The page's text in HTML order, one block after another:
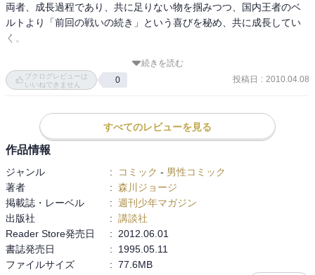
両者、成長過程であり、共に足りない物を掴みつつ、国内王者のベ
ルトより「前回の戦いの続き」という喜びを秘め、共に成長してい
く。
読み始めると　止まらないです。続きを読む
ブクログレビューは
いいねできません
0 投稿日 : 2010.04.08
すべてのレビューを見る
作品情報
ジャンル : コミック - 男性コミック
著者
: 森川ジョージ
掲載誌・レーベル
: 週刊少年マガジン
出版社
: 講談社
Reader Store発売日
:
2012.06.01
書誌発売日
:
1995.05.11
ファイルサイズ
: 77.6MB